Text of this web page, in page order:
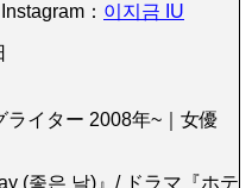
Instagram： 이지금 IU
イター 2008年~｜女優
(좋은 날)』/ ドラマ『ホテ